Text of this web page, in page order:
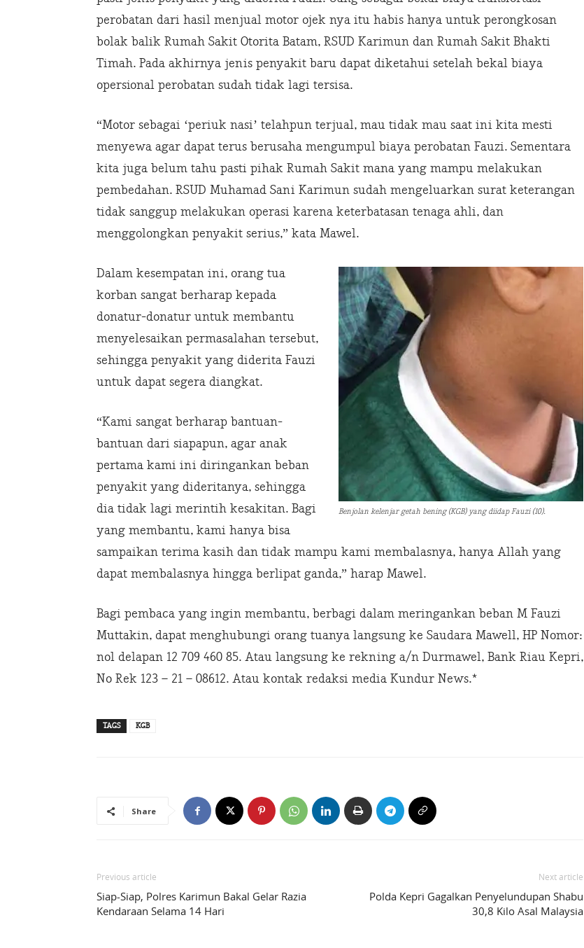
perobatan dari hasil menjual motor ojek nya itu habis hanya untuk perongkosan
bolak balik Rumah Sakit Otorita Batam, RSUD Karimun dan Rumah Sakit Bhakti
Timah. Pada akhirnya jenis penyakit baru dapat diketahui setelah bekal biaya
opersional perobatan sudah tidak lagi tersisa.
“Motor sebagai ‘periuk nasi’ telahpun terjual, mau tidak mau saat ini kita mesti
menyewa agar dapat terus berusaha mengumpul biaya perobatan Fauzi. Sementara
kita juga belum tahu pasti pihak Rumah Sakit mana yang mampu melakukan
pembedahan. RSUD Muhamad Sani Karimun sudah mengeluarkan surat keterangan
tidak sanggup melakukan operasi karena keterbatasan tenaga ahli, dan
menggolongkan penyakit serius,” kata Mawel.
Benjolan kelenjar getah bening (KGB) yang diidap Fauzi (10).
Dalam kesempatan ini, orang tua
korban sangat berharap kepada
donatur-donatur untuk membantu
menyelesaikan permasalahan tersebut,
sehingga penyakit yang diderita Fauzi
untuk dapat segera diangkat.
“Kami sangat berharap bantuan-
bantuan dari siapapun, agar anak
pertama kami ini diringankan beban
penyakit yang dideritanya, sehingga
dia tidak lagi merintih kesakitan. Bagi
yang membantu, kami hanya bisa
sampaikan terima kasih dan tidak mampu kami membalasnya, hanya Allah yang
dapat membalasnya hingga berlipat ganda,” harap Mawel.
Bagi pembaca yang ingin membantu, berbagi dalam meringankan beban M Fauzi
Muttakin, dapat menghubungi orang tuanya langsung ke Saudara Mawell, HP Nomor:
nol delapan 12 709 460 85. Atau langsung ke rekning a/n Durmawel, Bank Riau Kepri,
No Rek 123 – 21 – 08612. Atau kontak redaksi media Kundur News.*
TAGS KGB
Share
Previous article
Siap-Siap, Polres Karimun Bakal Gelar Razia
Kendaraan Selama 14 Hari
Next article
Polda Kepri Gagalkan Penyelundupan Shabu
30,8 Kilo Asal Malaysia